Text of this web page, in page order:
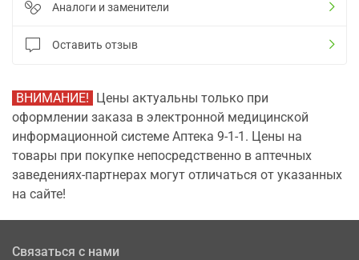
Аналоги и заменители
Оставить отзыв
ВНИМАНИЕ! Цены актуальны только при
оформлении заказа в электронной медицинской
информационной системе Аптека 9-1-1. Цены на
товары при покупке непосредственно в аптечных
заведениях-партнерах могут отличаться от указанных
на сайте!
Связаться с нами